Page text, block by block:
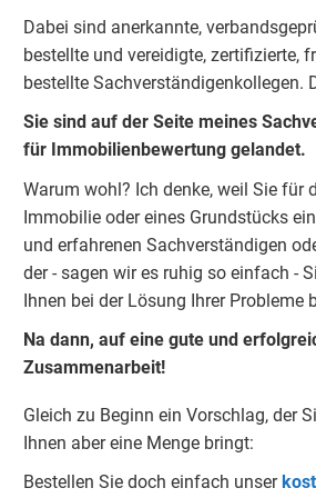
Dabei sind anerkannte,
bestellte und vereidigte, zertifizierte,
bestellte Sachverständigenkollegen.
Sie sind auf der Seite meines
für Immobilienbewertung gelandet.
Warum wohl? Ich denke, weil Sie für
Immobilie oder eines Grundstücks
und erfahrenen Sachverständigen
der - sagen wir es ruhig so einfach -
Ihnen bei der Lösung Ihrer Probleme
Na dann, auf eine gute und
Zusammenarbeit!
Gleich zu Beginn ein Vorschlag, der
Ihnen aber eine Menge bringt:
Bestellen Sie doch einfach unser